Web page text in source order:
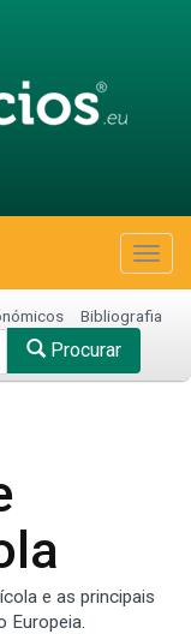
Bibliografia
Procurar
e as principais
Europeia.